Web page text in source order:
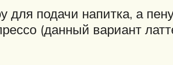
подачи напитка, а
(данный вариант